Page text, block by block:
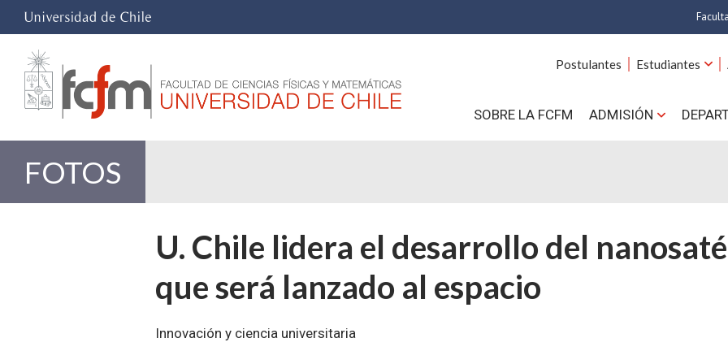
Postulantes Estudiantes
SOBRE LA FCFM ADMISIÓN
FOTOS
U. Chile lidera el desarrollo del
que será lanzado al espacio
Innovación y ciencia universitaria